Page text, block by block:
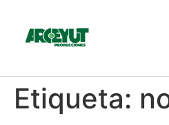
Etiqueta: